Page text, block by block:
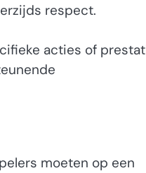
respect.
acties of
moeten op een